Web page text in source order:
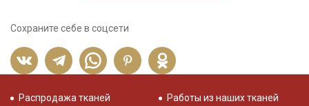
Сохраните себе в соцсети
Распродажа тканей
Работы из наших тканей